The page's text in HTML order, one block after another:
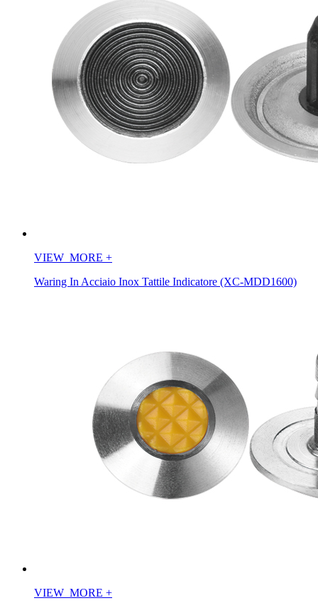
VIEW_MORE +
Waring In Acciaio Inox Tattile Indicatore (XC-MDD1600)
VIEW_MORE +